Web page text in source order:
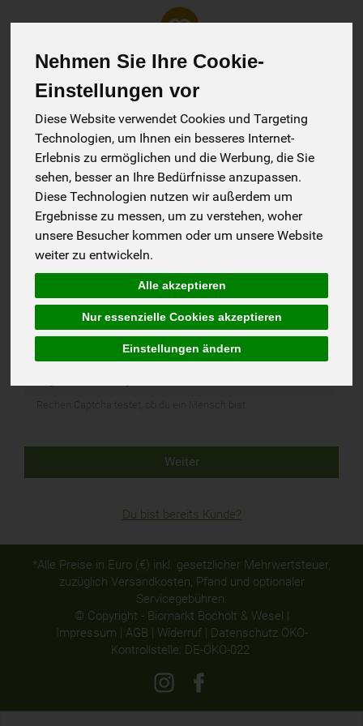
Nehmen Sie Ihre Cookie-
Einstellungen vor
Diese Website verwendet Cookies und Targeting
Technologien, um Ihnen ein besseres Internet-
Erlebnis zu ermöglichen und die Werbung, die Sie
sehen, besser an Ihre Bedürfnisse anzupassen.
Diese Technologien nutzen wir außerdem um
Ergebnisse zu messen, um zu verstehen, woher
unsere Besucher kommen oder um unsere Website
weiter zu entwickeln.
Alle akzeptieren
Nur essenzielle Cookies akzeptieren
Einstellungen ändern
Jetzt registrieren
Gib unten deine E-Mail-Adresse ein. Wir senden dir
einen 6-stelligen Code zu, um dich zu verifizieren und
dein Konto zu sichern.
Löse bitte folgende Aufgabe:
Weiter
Du bist bereits Kunde?
*Alle Preise in Euro (€) inkl. gesetzlicher Mehrwertsteuer,
zuzüglich Versandkosten, Pfand und optionaler
Servicegebühren.
© Copyright - Biomarkt Bocholt & Wesel |
Impressum | AGB | Widerruf| DatenschutzÖKO-
Kontrollstelle: DE-ÖKO-022